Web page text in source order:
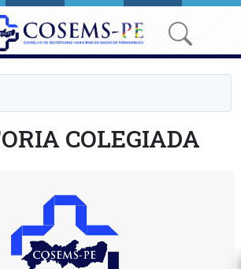
COLEGIADA